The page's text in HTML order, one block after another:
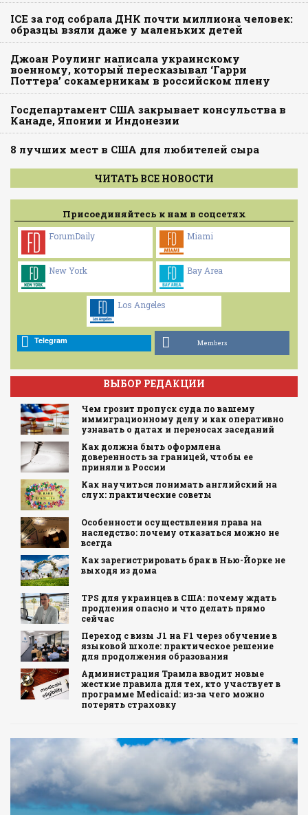
ICE за год собрала ДНК почти миллиона человек:
образцы взяли даже у маленьких детей
Джоан Роулинг написала украинскому
военному, который пересказывал ‘Гарри
Поттера’ сокамерникам в российском плену
Госдепартамент США закрывает консульства в
Канаде, Японии и Индонезии
8 лучших мест в США для любителей сыра
ЧИТАТЬ ВСЕ НОВОСТИ
Присоединяйтесь к нам в соцсетях
ForumDaily Miami
New York Bay Area
Los Angeles
Telegram Members
ВЫБОР РЕДАКЦИИ
Чем грозит пропуск суда по вашему
иммиграционному делу и как оперативно
узнавать о датах и переносах заседаний
Как должна быть оформлена
доверенность за границей, чтобы ее
приняли в России
Как научиться понимать английский на
слух: практические советы
Особенности осуществления права на
наследство: почему отказаться можно не
всегда
Как зарегистрировать брак в Нью-Йорке не
выходя из дома
TPS для украинцев в США: почему ждать
продления опасно и что делать прямо
сейчас
Переход с визы J1 на F1 через обучение в
языковой школе: практическое решение
для продолжения образования
Администрация Трампа вводит новые
жесткие правила для тех, кто участвует в
программе Medicaid: из-за чего можно
потерять страховку